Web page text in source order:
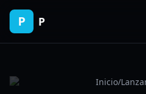
P P
Inicio/